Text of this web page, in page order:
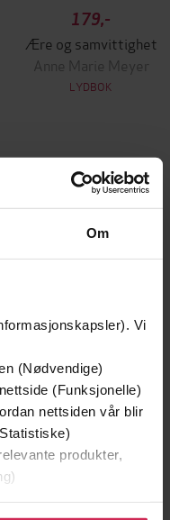
Om
Vi
(Nødvendige)
(Funksjonelle)
nettsiden vår blir
produkter,
179,-
Ære og samvittighet
Anne Marie Meyer
LYDBOK